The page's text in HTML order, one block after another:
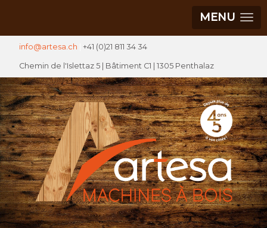
MENU
info@artesa.ch +41 (0)21 811 34 34
Chemin de l'Islettaz 5 | Bâtiment C1 | 1305 Penthalaz